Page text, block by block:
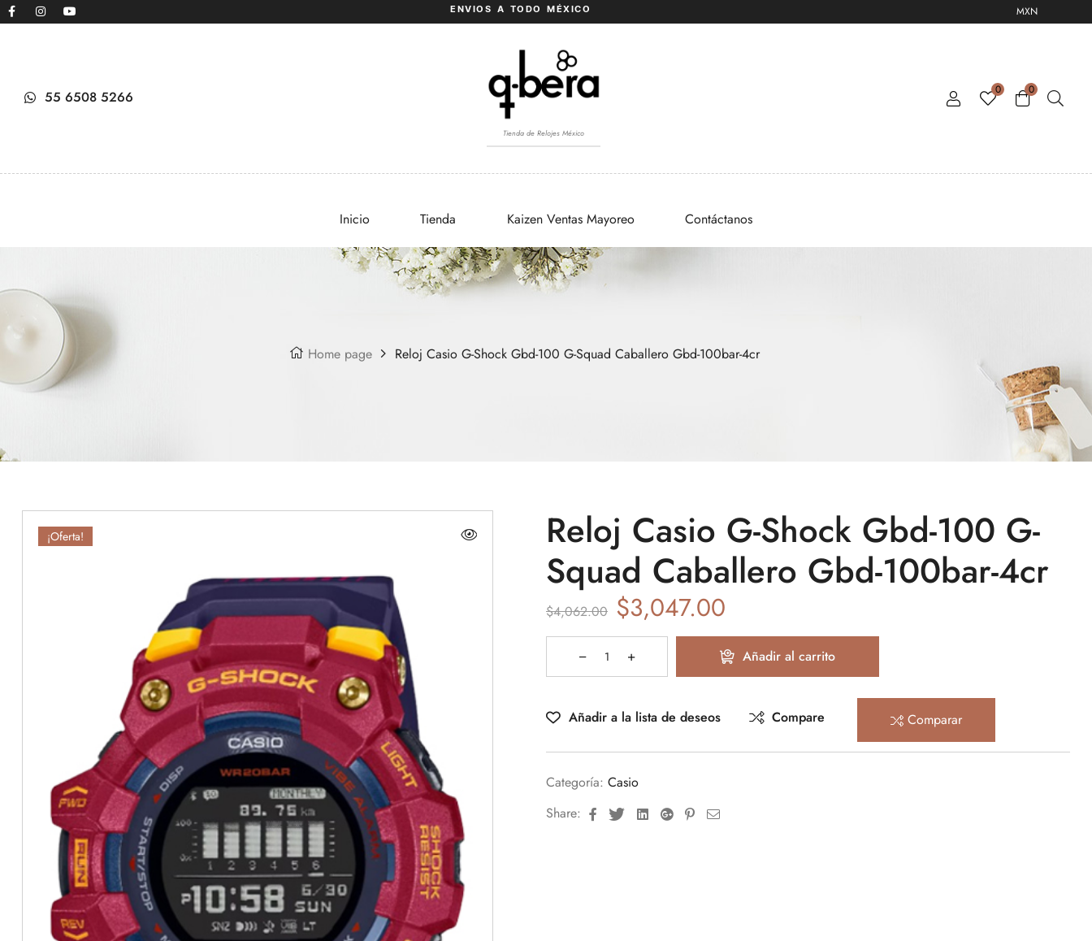
ENVIOS A TODO MÉXICO MXN
55 6508 5266
Tienda de Relojes México
0 0
Inicio Tienda Kaizen Ventas Mayoreo Contáctanos
Home page Reloj Casio G-Shock Gbd-100 G-Squad Caballero Gbd-100bar-4cr
¡Oferta!
Reloj Casio G-Shock Gbd-100 G-
Squad Caballero Gbd-100bar-4cr
$4,062.00 $3,047.00
Añadir al carrito
Añadir a la lista de deseos Compare Comparar
Categoría: Casio
Share:
FacebookTwitterLinkedinGoogle+Pinterest
Email